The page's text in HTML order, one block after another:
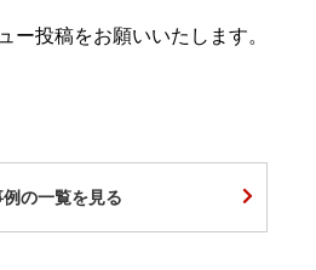
ー投稿をお願いいたします。
の一覧を見る